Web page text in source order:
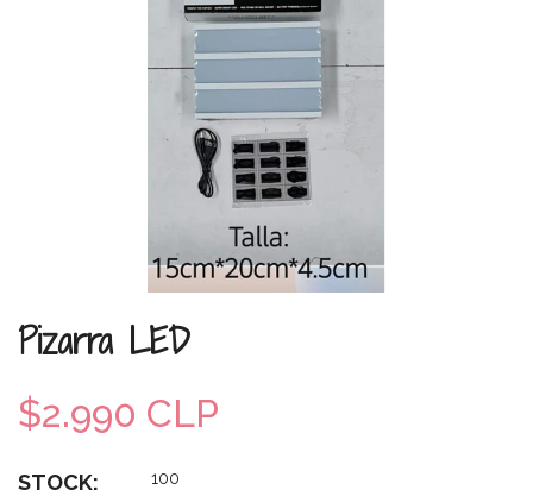
Pizarra LED
$2.990 CLP
STOCK: 100